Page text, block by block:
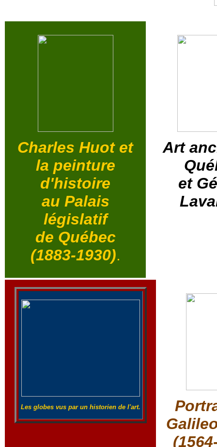
Charles Huot et
la peinture
d'histoire
au Palais
législatif
de Québec
(1883-1930).
Art
et
Les globes vus par un historien de l'art.